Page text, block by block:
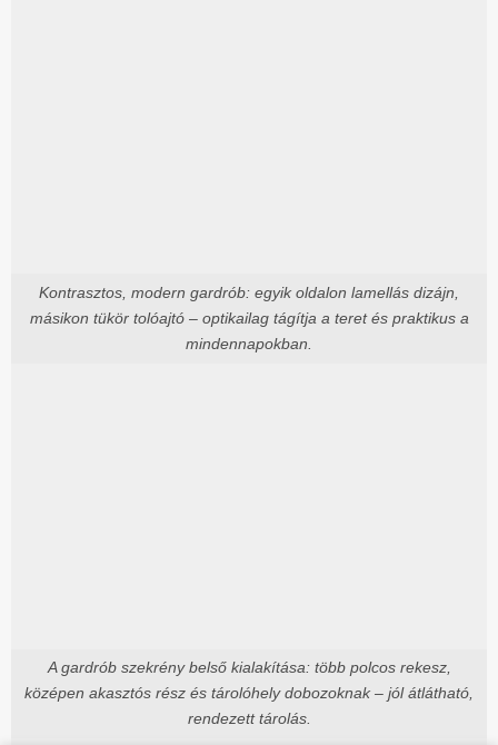
Kontrasztos, modern gardrób: egyik oldalon lamellás dizájn,
másikon tükör tolóajtó – optikailag tágítja a teret és praktikus a
mindennapokban.
A gardrób szekrény belső kialakítása: több polcos rekesz,
középen akasztós rész és tárolóhely dobozoknak – jól átlátható,
rendezett tárolás.